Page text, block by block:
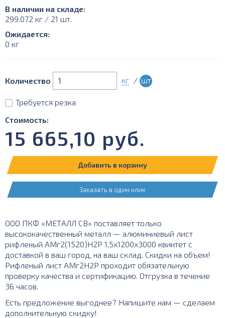
В наличии на складе:
299.072 кг / 21 шт.
Ожидается:
0 кг
Количество кг / шт
Требуется резка
Стоимость:
15 665,10 руб.
Добавить в корзину
Заказать в один клик
ООО ПКФ «МЕТАЛЛ СВ» поставляет только
высококачественный металл — алюминиевый лист
рифленый АМг2(1520)Н2Р 1,5х1200х3000 квинтет с
доставкой в ваш город, на ваш склад. Скидки на объем!
Рифленый лист АМг2Н2P проходит обязательную
проверку качества и сертификацию. Отгрузка в течение
36 часов.
Есть предложение выгоднее? Напишите нам — сделаем
дополнительную скидку!